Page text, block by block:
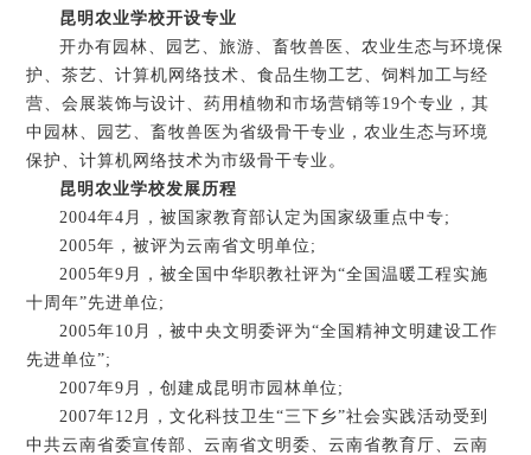
昆明农业学校开设专业
开办有园林、园艺、旅游、畜牧兽医、农业生态与环境保
护、茶艺、计算机网络技术、食品生物工艺、饲料加工与经
营、会展装饰与设计、药用植物和市场营销等19个专业，其
中园林、园艺、畜牧兽医为省级骨干专业，农业生态与环境
保护、计算机网络技术为市级骨干专业。
昆明农业学校发展历程
2004年4月，被国家教育部认定为国家级重点中专;
2005年，被评为云南省文明单位;
2005年9月，被全国中华职教社评为“全国温暖工程实施
十周年”先进单位;
2005年10月，被中央文明委评为“全国精神文明建设工作
先进单位”;
2007年9月，创建成昆明市园林单位;
2007年12月，文化科技卫生“三下乡”社会实践活动受到
中共云南省委宣传部、云南省文明委、云南省教育厅、云南